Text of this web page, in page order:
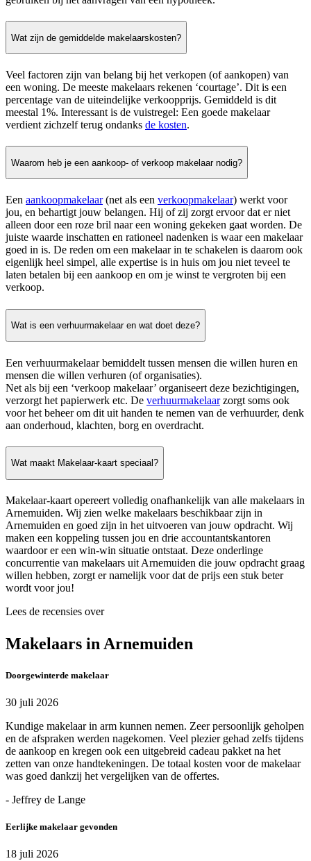
Wat zijn de gemiddelde makelaarskosten?
Veel factoren zijn van belang bij het verkopen (of aankopen) van
een woning. De meeste makelaars rekenen ‘courtage’. Dit is een
percentage van de uiteindelijke verkoopprijs. Gemiddeld is dit
meestal 1%. Interessant is de vuistregel: Een goede makelaar
verdient zichzelf terug ondanks de kosten.
Waarom heb je een aankoop- of verkoop makelaar nodig?
Een aankoopmakelaar(net als een verkoopmakelaar) werkt voor
jou, en behartigt jouw belangen. Hij of zij zorgt ervoor dat er niet
alleen door een roze bril naar een woning gekeken gaat worden. De
juiste waarde inschatten en rationeel nadenken is waar een makelaar
goed in is. De reden om een makelaar in te schakelen is daarom ook
eigenlijk heel simpel, alle expertise is in huis om jou niet teveel te
laten betalen bij een aankoop en om je winst te vergroten bij een
verkoop.
Wat is een verhuurmakelaar en wat doet deze?
Een verhuurmakelaar bemiddelt tussen mensen die willen huren en
mensen die willen verhuren (of organisaties).
Net als bij een ‘verkoop makelaar’ organiseert deze bezichtigingen,
verzorgt het papierwerk etc. De verhuurmakelaarzorgt soms ook
voor het beheer om dit uit handen te nemen van de verhuurder, denk
aan onderhoud, klachten, borg en overdracht.
Wat maakt Makelaar-kaart speciaal?
Makelaar-kaart opereert volledig onafhankelijk van alle makelaars in
Arnemuiden. Wij zien welke makelaars beschikbaar zijn in
Arnemuiden en goed zijn in het uitvoeren van jouw opdracht. Wij
maken een koppeling tussen jou en drie accountantskantoren
waardoor er een win-win situatie ontstaat. Deze onderlinge
concurrentie van makelaars uit Arnemuiden die jouw opdracht graag
willen hebben, zorgt er namelijk voor dat de prijs een stuk beter
wordt voor jou!
Lees de recensies over
Makelaars in Arnemuiden
Doorgewinterde makelaar
30 juli 2026
Kundige makelaar in arm kunnen nemen. Zeer persoonlijk geholpen
en de afspraken werden nagekomen. Veel plezier gehad zelfs tijdens
de aankoop en kregen ook een uitgebreid cadeau pakket na het
zetten van onze handtekeningen. De totaal kosten voor de makelaar
was goed dankzij het vergelijken van de offertes.
- Jeffrey de Lange
Eerlijke makelaar gevonden
18 juli 2026